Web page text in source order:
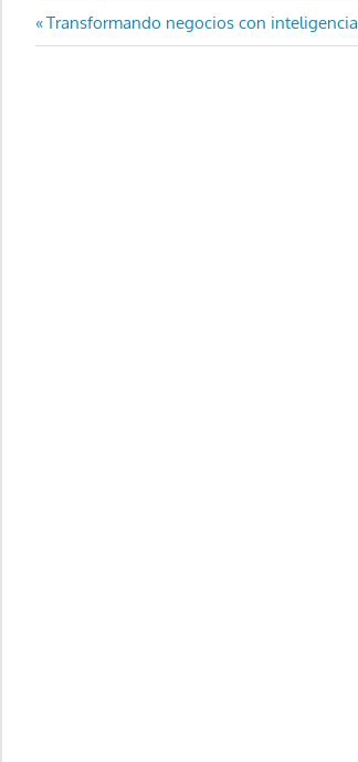
Navegación
Entrada
anterior:
Transformando negocios con inteligencia